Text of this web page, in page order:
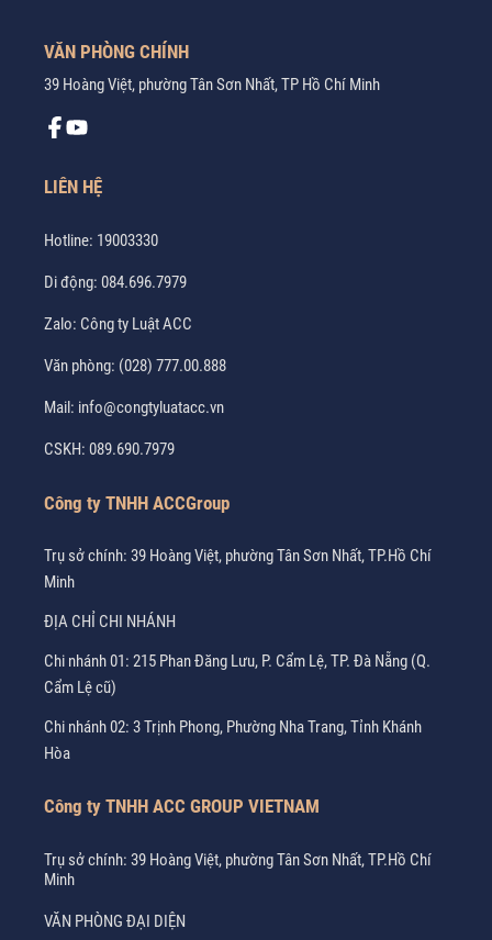
VĂN PHÒNG CHÍNH
39 Hoàng Việt, phường Tân Sơn Nhất, TP Hồ Chí Minh
LIÊN HỆ
Hotline: 19003330
Di động: 084.696.7979
Zalo: Công ty Luật ACC
Văn phòng: (028) 777.00.888
Mail: info@congtyluatacc.vn
CSKH: 089.690.7979
Công ty TNHH ACCGroup
Trụ sở chính: 39 Hoàng Việt, phường Tân Sơn Nhất, TP.Hồ Chí
Minh
ĐỊA CHỈ CHI NHÁNH
Chi nhánh 01: 215 Phan Đăng Lưu, P. Cẩm Lệ, TP. Đà Nẵng (Q.
Cẩm Lệ cũ)
Chi nhánh 02: 3 Trịnh Phong, Phường Nha Trang, Tỉnh Khánh
Hòa
Công ty TNHH ACC GROUP VIETNAM
Trụ sở chính: 39 Hoàng Việt, phường Tân Sơn Nhất, TP.Hồ Chí
Minh
VĂN PHÒNG ĐẠI DIỆN